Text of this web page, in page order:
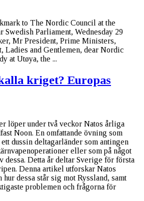
to The Nordic Council at the
Swedish Parliament, Wednesday 29
Mr President, Prime Ministers,
Ladies and Gentlemen, dear Nordic
at Utøya, the ...
kriget? Europas
löper under två veckor Natos årliga
Noon. En omfattande övning som
dussin deltagarländer som antingen
eller som på något
dessa. Detta år deltar Sverige för första
Denna artikel utforskar Natos
dessa står sig mot Ryssland, samt
problemen och frågorna för